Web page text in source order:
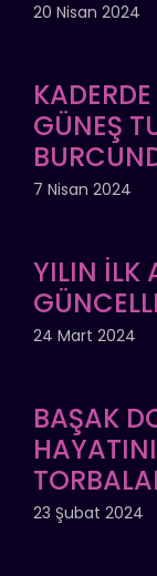
20 Nisan 2024
GÜNEŞ
7 Nisan 2024
YILIN İLK
24 Mart 2024
BAŞAK
23 Şubat 2024